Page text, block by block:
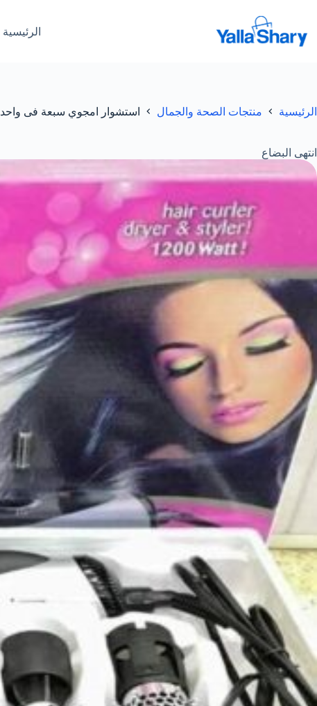
المحتوى
الرئيسية
الرئيسية منتجات الصحة والجمال استشوار امجوي سبعة فى واحد
انتهى البضاع